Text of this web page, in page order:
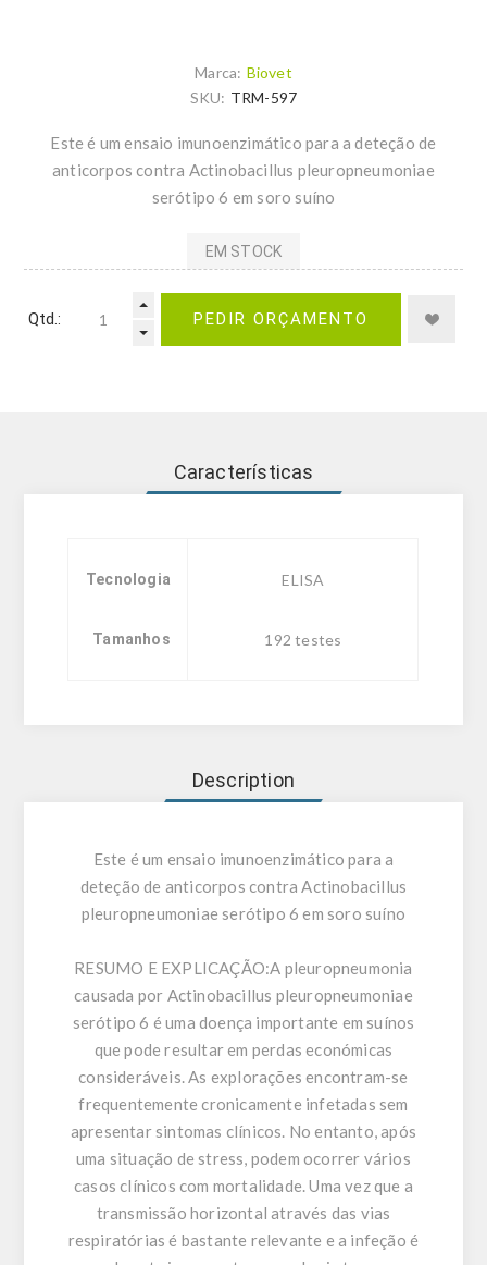
Marca: Biovet
SKU: TRM-597
Este é um ensaio imunoenzimático para a deteção de
anticorpos contra Actinobacillus pleuropneumoniae
serótipo 6 em soro suíno
EM STOCK
Qtd.: PEDIR ORÇAMENTO
Características
Tecnologia ELISA
Tamanhos 192 testes
Description
Este é um ensaio imunoenzimático para a
deteção de anticorpos contra Actinobacillus
pleuropneumoniae serótipo 6 em soro suíno
RESUMO E EXPLICAÇÃO:A pleuropneumonia
causada por Actinobacillus pleuropneumoniae
serótipo 6 é uma doença importante em suínos
que pode resultar em perdas económicas
consideráveis. As explorações encontram-se
frequentemente cronicamente infetadas sem
apresentar sintomas clínicos. No entanto, após
uma situação de stress, podem ocorrer vários
casos clínicos com mortalidade. Uma vez que a
transmissão horizontal através das vias
respiratórias é bastante relevante e a infeção é